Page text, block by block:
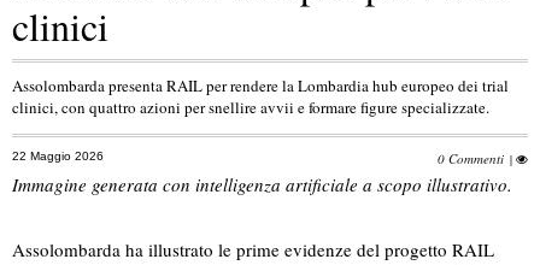
clinici
Assolombarda presenta RAIL per rendere la Lombardia hub europeo dei trial
clinici, con quattro azioni per snellire avvii e formare figure specializzate.
22 Maggio 2026 0 Commenti |
Immagine generata con intelligenza artificiale a scopo illustrativo.
Assolombarda ha illustrato le prime evidenze del progetto RAIL